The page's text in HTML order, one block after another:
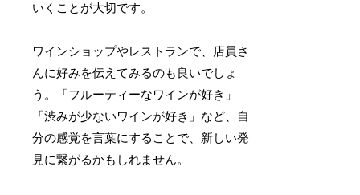
いくことが大切です。
ワインショップやレストランで、店員さ
んに好みを伝えてみるのも良いでしょ
う。「フルーティーなワインが好き」
「渋みが少ないワインが好き」など、自
分の感覚を言葉にすることで、新しい発
見に繋がるかもしれません。